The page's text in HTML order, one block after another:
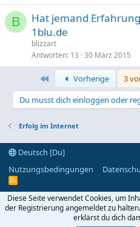
B
Hat jemand
1blu.de
blizzart
Antworten 13 30 März 2015
Erste Vorherige 3
Du musst dich einloggen oder
Erfolg im Internet
Deutsch [Du]
Nutzungsbedingungen
R
S
Diese Seite verwendet Cookies, um
der Registrierung angemeldet zu
erklärst du dich